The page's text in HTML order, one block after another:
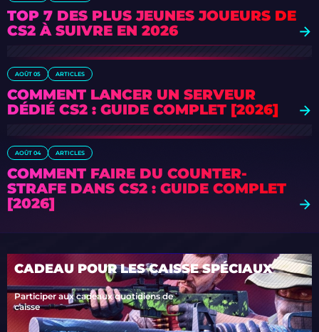
TOP 7 DES PLUS JEUNES JOUEURS DE
CS2 À SUIVRE EN 2026
AOÛT 05 ARTICLES
COMMENT LANCER UN SERVEUR
DÉDIÉ CS2 : GUIDE COMPLET [2026]
AOÛT 04 ARTICLES
COMMENT FAIRE DU COUNTER-
STRAFE DANS CS2 : GUIDE COMPLET
[2026]
CADEAU POUR LES CAISSE SPÉCIAUX
Participer aux cadeaux quotidiens de
caisse